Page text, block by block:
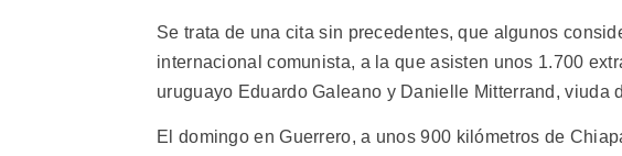
Se trata de una cita sin precedentes, que algunos
internacional comunista, a la que asisten unos 1.700
uruguayo Eduardo Galeano y Danielle Mitterrand, viuda
El domingo en Guerrero, a unos 900 kilómetros de